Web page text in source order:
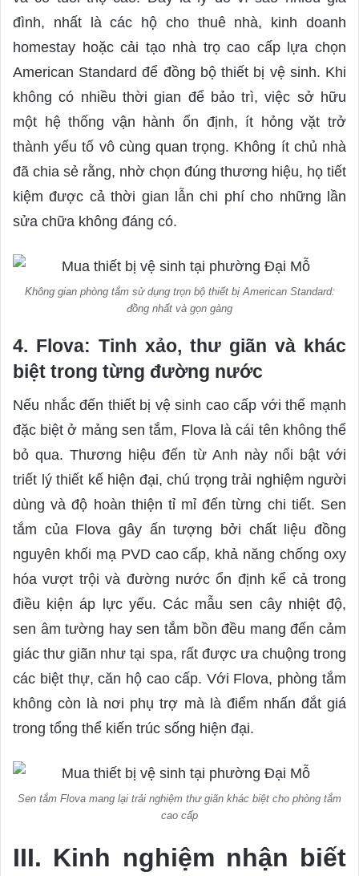
đình, nhất là các hộ cho thuê nhà, kinh doanh
homestay hoặc cải tạo nhà trọ cao cấp lựa chọn
American Standard để đồng bộ thiết bị vệ sinh. Khi
không có nhiều thời gian để bảo trì, việc sở hữu
một hệ thống vận hành ổn định, ít hỏng vặt trở
thành yếu tố vô cùng quan trọng. Không ít chủ nhà
đã chia sẻ rằng, nhờ chọn đúng thương hiệu, họ tiết
kiệm được cả thời gian lẫn chi phí cho những lần
sửa chữa không đáng có.
Không gian phòng tắm sử dụng trọn bộ thiết bị American Standard:
đồng nhất và gọn gàng
4. Flova: Tinh xảo, thư giãn và khác
biệt trong từng đường nước
Nếu nhắc đến thiết bị vệ sinh cao cấp với thế mạnh
đặc biệt ở mảng sen tắm, Flova là cái tên không thể
bỏ qua. Thương hiệu đến từ Anh này nổi bật với
triết lý thiết kế hiện đại, chú trọng trải nghiệm người
dùng và độ hoàn thiện tỉ mỉ đến từng chi tiết. Sen
tắm của Flova gây ấn tượng bởi chất liệu đồng
nguyên khối mạ PVD cao cấp, khả năng chống oxy
hóa vượt trội và đường nước ổn định kể cả trong
điều kiện áp lực yếu. Các mẫu sen cây nhiệt độ,
sen âm tường hay sen tắm bồn đều mang đến cảm
giác thư giãn như tại spa, rất được ưa chuộng trong
các biệt thự, căn hộ cao cấp. Với Flova, phòng tắm
không còn là nơi phụ trợ mà là điểm nhấn đắt giá
trong tổng thể kiến trúc sống hiện đại.
Sen tắm Flova mang lại trải nghiệm thư giãn khác biệt cho phòng tắm
cao cấp
III. Kinh nghiệm nhận biết